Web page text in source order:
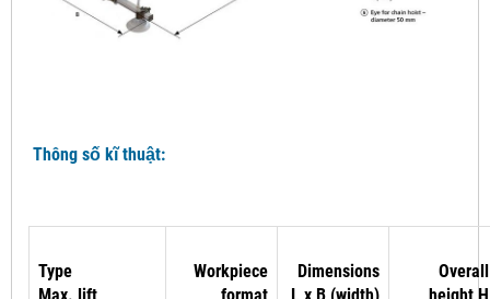
Thông số kĩ thuật:
Type
Workpiece
Dimensions
Overall